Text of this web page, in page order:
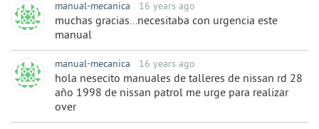
manual-mecanica 16 years ago
muchas gracias...necesitaba con urgencia este
manual
manual-mecanica 16 years ago
hola nesecito manuales de talleres de nissan rd 28
año 1998 de nissan patrol me urge para realizar
over